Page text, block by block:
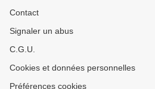
Contact
Signaler un abus
C.G.U.
Cookies et données personnelles
Préférences cookies